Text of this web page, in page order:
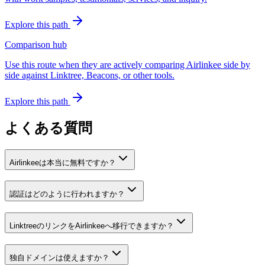
Explore this path
Comparison hub
Use this route when they are actively comparing Airlinkee side by
side against Linktree, Beacons, or other tools.
Explore this path
よくある質問
Airlinkeeは本当に無料ですか？
認証はどのように行われますか？
LinktreeのリンクをAirlinkeeへ移行できますか？
独自ドメインは使えますか？